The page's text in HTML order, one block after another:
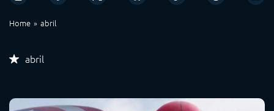
Home abril
abril